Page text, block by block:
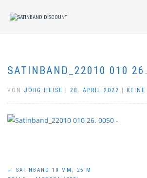
SATINBAND_22010 010
VON JÖRG HEISE 28. APRIL 2022
←
SATINBAND 10 MM, 25 M